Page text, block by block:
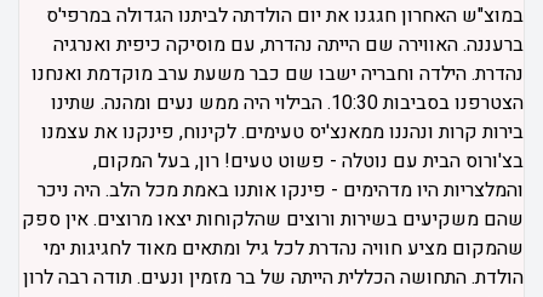
במוצ"ש האחרון חגגנו את יום הולדתה לביתנו הגדולה במרפי'ס
ברעננה. האווירה שם הייתה נהדרת, עם מוסיקה כיפית ואנרגיה
נהדרת. הילדה וחבריה ישבו שם כבר משעת ערב מוקדמת ואנחנו
הצטרפנו בסביבות 10:30. הבילוי היה ממש נעים ומהנה. שתינו
בירות קרות ונהננו ממאנצ'יס טעימים. לקינוח, פינקנו את עצמנו
בצ'ורוס הבית עם נוטלה - פשוט טעים! רון, בעל המקום,
והמלצריות היו מדהימים - פינקו אותנו באמת מכל הלב. היה ניכר
שהם משקיעים בשירות ורוצים שהלקוחות יצאו מרוצים. אין ספק
שהמקום מציע חוויה נהדרת לכל גיל ומתאים מאוד לחגיגות ימי
הולדת. התחושה הכללית הייתה של בר מזמין ונעים. תודה רבה לרון